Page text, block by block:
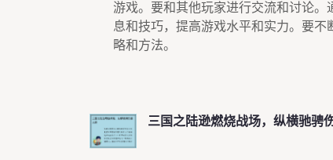
游戏。要和其他玩家进行交流和讨论
息和技巧，提高游戏水平和实力。要
略和方法。
三国之陆逊燃烧战场，纵横驰骋